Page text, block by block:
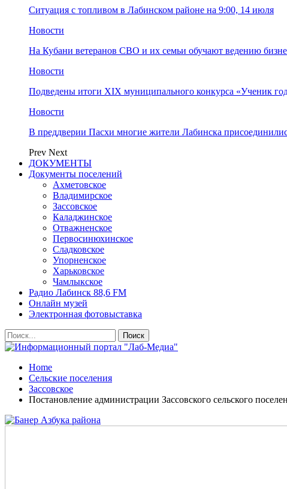
Ситуация с топливом в Лабинском районе на 9:00, 14 июля
Новости
На Кубани ветеранов СВО и их семьи обучают ведению
Новости
Подведены итоги XIX муниципального конкурса «Ученик
Новости
В преддверии Пасхи многие жители Лабинска
Prev Next
ДОКУМЕНТЫ
Документы поселений
Ахметовское
Владимирское
Зассовское
Каладжинское
Отважненское
Первосинюхинское
Сладковское
Упорненское
Харьковское
Чамлыкское
Радио Лабинск 88,6 FM
Онлайн музей
Электронная фотовыставка
Home
Сельские поселения
Зассовское
Постановление администрации Зассовского сельского